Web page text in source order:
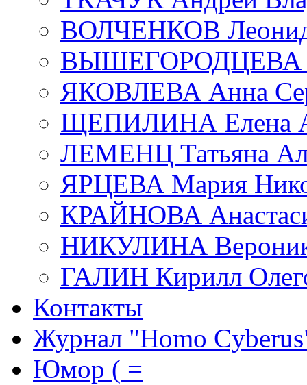
ВОЛЧЕНКОВ Леонид
ВЫШЕГОРОДЦЕВА
ЯКОВЛЕВА Анна
ЩЕПИЛИНА Елена
ЛЕМЕНЦ Татьяна
ЯРЦЕВА Мария
КРАЙНОВА
НИКУЛИНА
ГАЛИН Кирилл
Контакты
Журнал "Homo
Юмор ( =